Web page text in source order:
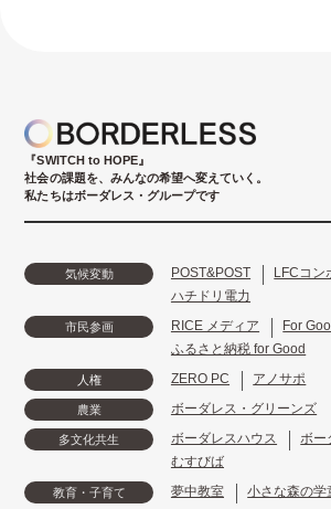
『SWITCH to HOPE』
社会の課題を、みんなの希望へ変えていく。
私たちはボーダレス・グループです
気候変動 POST&POST
LFCコン
ハチドリ電力
市民参画 RICE メディア
For
ふるさと納税 for Good
人権 ZERO PC アノサポ
農業 ボーダレス・グリーンズ
多文化共生 ボーダレスハウス
ボー
むすびば
教育・子育て 夢中教室 小さな森の学